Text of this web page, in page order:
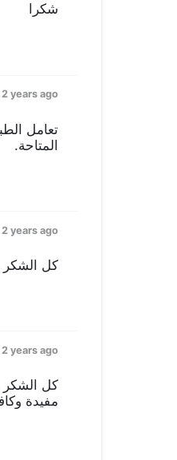
شكرا
2 years ago
تعامل
المتاحة.
2 years ago
كل
2 years ago
كل الشكر
مفيدة